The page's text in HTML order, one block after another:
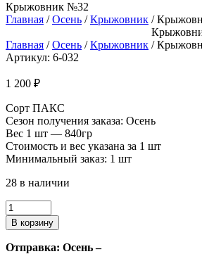
Крыжовник №32
Главная /Осень /Крыжовник /
Главная /Осень /Крыжовник /
Артикул: 6-032
1 200 ₽
Сорт ПАКС
Сезон получения заказа: Осень
Вес 1 шт — 840гр
Стоимость и вес указана за 1 шт
Минимальный заказ: 1 шт
28 в наличии
Количество
товара
Крыжовник
№32
В корзину
Отправка: Осень –